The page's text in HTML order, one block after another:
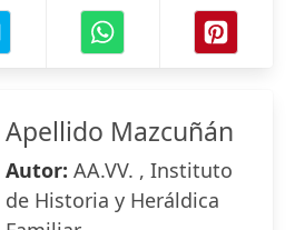
Apellido Mazcuñán
Autor: AA.VV. , Instituto
de Historia y Heráldica